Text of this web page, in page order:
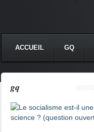
ACCUEIL GQ
gq